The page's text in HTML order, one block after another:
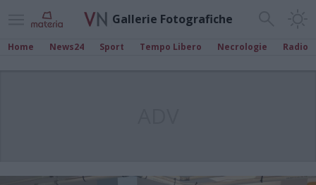
Gallerie Fotografiche
Home News24 Sport Tempo Libero Necrologie Radio